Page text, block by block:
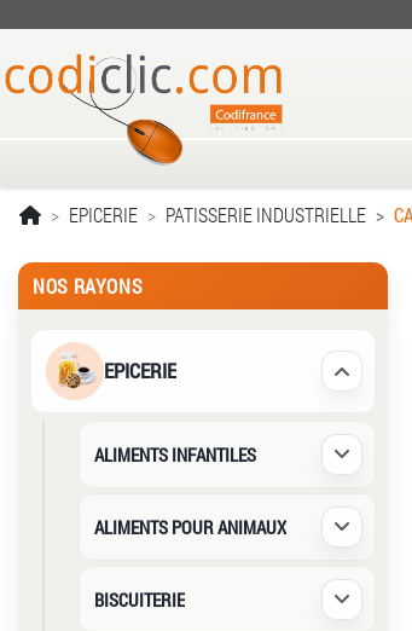
EPICERIE PATISSERIE INDUSTRIELLE
NOS RAYONS
EPICERIE Déplier /
ALIMENTS INFANTILES Déplier /
ALIMENTS POUR ANIMAUX Déplier /
BISCUITERIE Déplier /